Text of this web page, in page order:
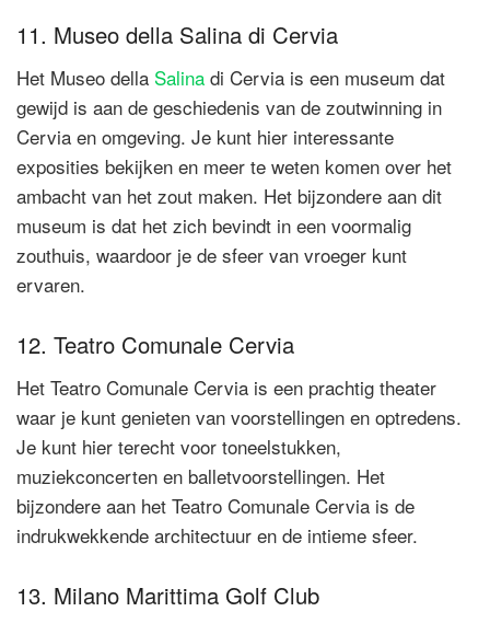
11. Museo della Salina di Cervia
Het Museo della Salina di Cervia is een museum dat
gewijd is aan de geschiedenis van de zoutwinning in
Cervia en omgeving. Je kunt hier interessante
exposities bekijken en meer te weten komen over het
ambacht van het zout maken. Het bijzondere aan dit
museum is dat het zich bevindt in een voormalig
zouthuis, waardoor je de sfeer van vroeger kunt
ervaren.
12. Teatro Comunale Cervia
Het Teatro Comunale Cervia is een prachtig theater
waar je kunt genieten van voorstellingen en optredens.
Je kunt hier terecht voor toneelstukken,
muziekconcerten en balletvoorstellingen. Het
bijzondere aan het Teatro Comunale Cervia is de
indrukwekkende architectuur en de intieme sfeer.
13. Milano Marittima Golf Club